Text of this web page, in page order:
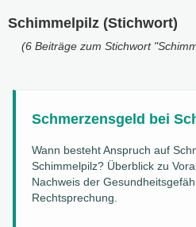
Schimmelpilz (Stichwort)
(6 Beiträge zum Stichwort
Schmerzensgeld bei
Wann besteht Anspruch auf
Schimmelpilz? Überblick zu
Nachweis der
Rechtsprechung.